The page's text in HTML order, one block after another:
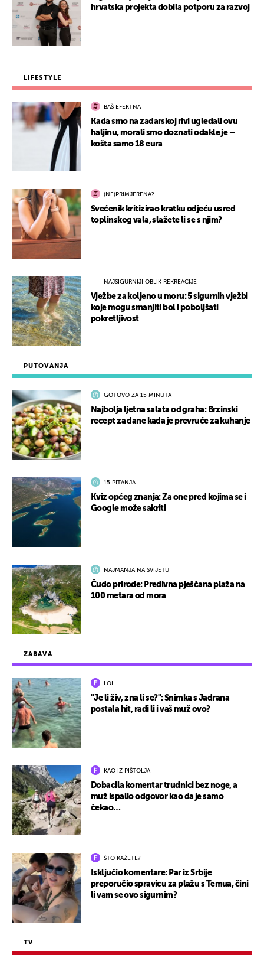
ZABAVA
LOL
"Je li živ, zna li se?": Snimka s Jadrana
postala hit, radi li i vaš muž ovo?
KAO IZ PIŠTOLJA
Dobacila komentar trudnici bez noge, a
muž ispalio odgovor kao da je samo
čekao…
ŠTO KAŽETE?
Isključio komentare: Par iz Srbije
preporučio spravicu za plažu s Temua, čini
li vam se ovo sigurnim?
TV
PUTOVANJA
GOTOVO ZA 15 MINUTA
Najbolja ljetna salata od graha: Brzinski
recept za dane kada je prevruće za kuhanje
15 PITANJA
Kviz općeg znanja: Za one pred kojima se i
Google može sakriti
NAJMANJA NA SVIJETU
Čudo prirode: Predivna pješčana plaža na
100 metara od mora
hrvatska projekta dobila potporu za razvoj
LIFESTYLE
BAŠ EFEKTNA
Kada smo na zadarskoj rivi ugledali ovu
haljinu, morali smo doznati odakle je –
košta samo 18 eura
(NE)PRIMJERENA?
Svećenik kritizirao kratku odjeću usred
toplinskog vala, slažete li se s njim?
NAJSIGURNIJI OBLIK REKREACIJE
Vježbe za koljeno u moru: 5 sigurnih vježbi
koje mogu smanjiti bol i poboljšati
pokretljivost